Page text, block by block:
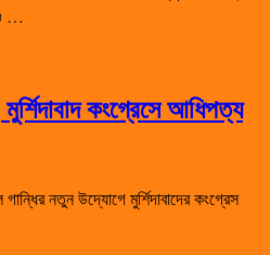
…
কংগ্রেসে আধিপত্য
গান্ধির নতুন উদ্যোগে মুর্শিদাবাদের কংগ্রেস